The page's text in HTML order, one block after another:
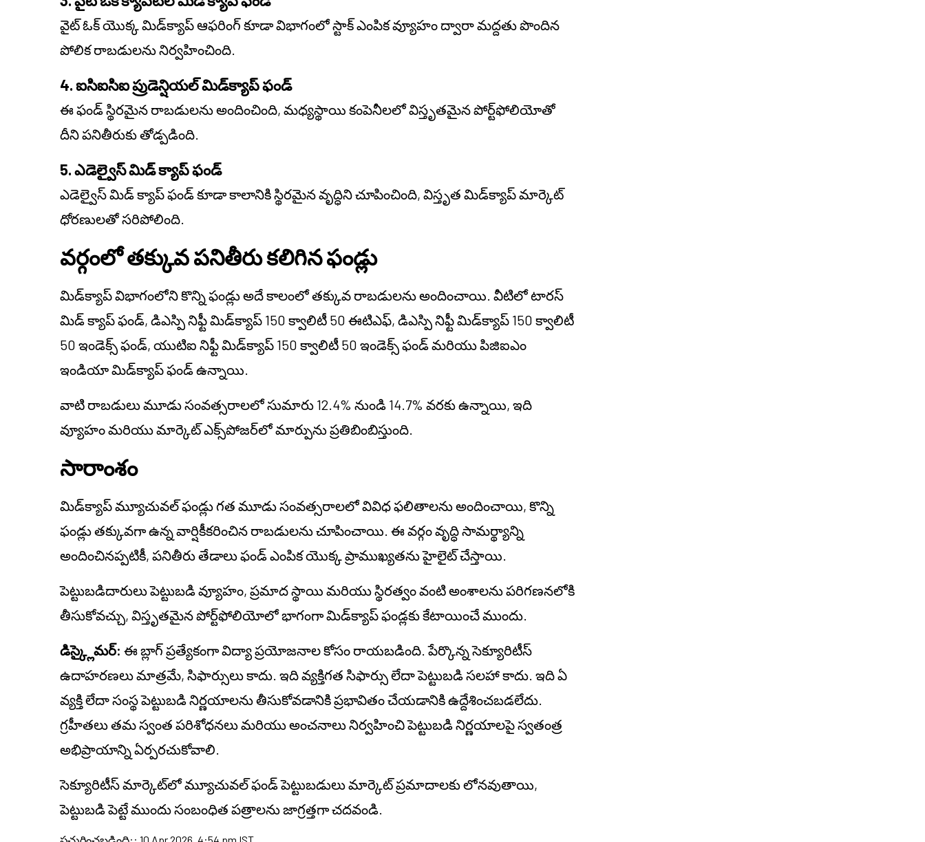
వైట్ ఓక్ యొక్క మిడ్‌క్యాప్ ఆఫరింగ్ కూడా విభాగంలో స్టాక్ ఎంపిక వ్యూహం ద్వారా మద్దతు పొందిన
పోలిక రాబడులను నిర్వహించింది.
4. ఐసిఐసిఐ ప్రుడెన్షియల్ మిడ్‌క్యాప్ ఫండ్
ఈ ఫండ్ స్థిరమైన రాబడులను అందించింది, మధ్యస్థాయి కంపెనీలలో విస్తృతమైన పోర్ట్‌ఫోలియోతో
దీని పనితీరుకు తోడ్పడింది.
5. ఎడెల్వైస్ మిడ్ క్యాప్ ఫండ్
ఎడెల్వైస్ మిడ్ క్యాప్ ఫండ్ కూడా కాలానికి స్థిరమైన వృద్ధిని చూపించింది, విస్తృత మిడ్‌క్యాప్ మార్కెట్
ధోరణులతో సరిపోలింది.
వర్గంలో తక్కువ పనితీరు కలిగిన ఫండ్లు
మిడ్‌క్యాప్ విభాగంలోని కొన్ని ఫండ్లు అదే కాలంలో తక్కువ రాబడులను అందించాయి. వీటిలో టారస్
మిడ్ క్యాప్ ఫండ్, డిఎస్పి నిఫ్టీ మిడ్‌క్యాప్ 150 క్వాలిటీ 50 ఈటిఎఫ్, డిఎస్పి నిఫ్టీ మిడ్‌క్యాప్ 150 క్వాలిటీ
50 ఇండెక్స్ ఫండ్, యుటిఐ నిఫ్టీ మిడ్‌క్యాప్ 150 క్వాలిటీ 50 ఇండెక్స్ ఫండ్ మరియు పిజిఐఎం
ఇండియా మిడ్‌క్యాప్ ఫండ్ ఉన్నాయి.
వాటి రాబడులు మూడు సంవత్సరాలలో సుమారు 12.4% నుండి 14.7% వరకు ఉన్నాయి, ఇది
వ్యూహం మరియు మార్కెట్ ఎక్స్‌పోజర్‌లో మార్పును ప్రతిబింబిస్తుంది.
సారాంశం
మిడ్‌క్యాప్ మ్యూచువల్ ఫండ్లు గత మూడు సంవత్సరాలలో వివిధ ఫలితాలను అందించాయి, కొన్ని
ఫండ్లు తక్కువగా ఉన్న వార్షికీకరించిన రాబడులను చూపించాయి. ఈ వర్గం వృద్ధి సామర్థ్యాన్ని
అందించినప్పటికీ, పనితీరు తేడాలు ఫండ్ ఎంపిక యొక్క ప్రాముఖ్యతను హైలైట్ చేస్తాయి.
పెట్టుబడిదారులు పెట్టుబడి వ్యూహం, ప్రమాద స్థాయి మరియు స్థిరత్వం వంటి అంశాలను పరిగణనలోకి
తీసుకోవచ్చు, విస్తృతమైన పోర్ట్‌ఫోలియోలో భాగంగా మిడ్‌క్యాప్ ఫండ్లకు కేటాయించే ముందు.
డిస్క్లైమర్: ఈ బ్లాగ్ ప్రత్యేకంగా విద్యా ప్రయోజనాల కోసం రాయబడింది. పేర్కొన్న సెక్యూరిటీస్
ఉదాహరణలు మాత్రమే, సిఫార్సులు కాదు. ఇది వ్యక్తిగత సిఫార్సు లేదా పెట్టుబడి సలహా కాదు. ఇది ఏ
వ్యక్తి లేదా సంస్థ పెట్టుబడి నిర్ణయాలను తీసుకోవడానికి ప్రభావితం చేయడానికి ఉద్దేశించబడలేదు.
గ్రహీతలు తమ స్వంత పరిశోధనలు మరియు అంచనాలు నిర్వహించి పెట్టుబడి నిర్ణయాలపై స్వతంత్ర
అభిప్రాయాన్ని ఏర్పరచుకోవాలి.
సెక్యూరిటీస్ మార్కెట్‌లో మ్యూచువల్ ఫండ్ పెట్టుబడులు మార్కెట్ ప్రమాదాలకు లోనవుతాయి,
పెట్టుబడి పెట్టే ముందు సంబంధిత పత్రాలను జాగ్రత్తగా చదవండి.